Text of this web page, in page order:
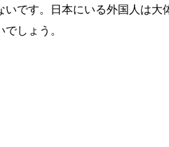
です。日本にいる外国人は
しょう。